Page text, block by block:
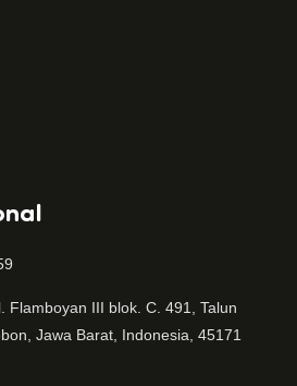
Flamboyan III blok. C. 491, Talun
Jawa Barat, Indonesia, 45171